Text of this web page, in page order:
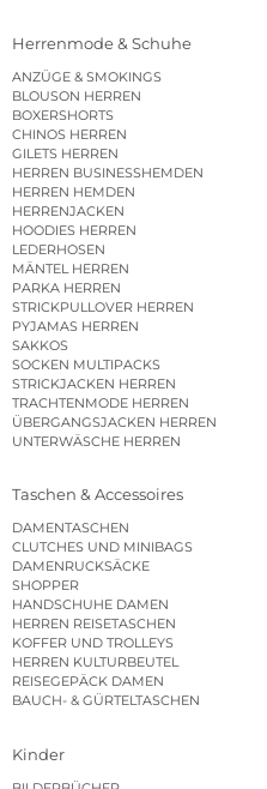
Herrenmode & Schuhe
ANZÜGE & SMOKINGS
BLOUSON HERREN
BOXERSHORTS
CHINOS HERREN
GILETS HERREN
HERREN BUSINESSHEMDEN
HERREN HEMDEN
HERRENJACKEN
HOODIES HERREN
LEDERHOSEN
MÄNTEL HERREN
PARKA HERREN
STRICKPULLOVER HERREN
PYJAMAS HERREN
SAKKOS
SOCKEN MULTIPACKS
STRICKJACKEN HERREN
TRACHTENMODE HERREN
ÜBERGANGSJACKEN HERREN
UNTERWÄSCHE HERREN
Taschen & Accessoires
DAMENTASCHEN
CLUTCHES UND MINIBAGS
DAMENRUCKSÄCKE
SHOPPER
HANDSCHUHE DAMEN
HERREN REISETASCHEN
KOFFER UND TROLLEYS
HERREN KULTURBEUTEL
REISEGEPÄCK DAMEN
BAUCH- & GÜRTELTASCHEN
Kinder